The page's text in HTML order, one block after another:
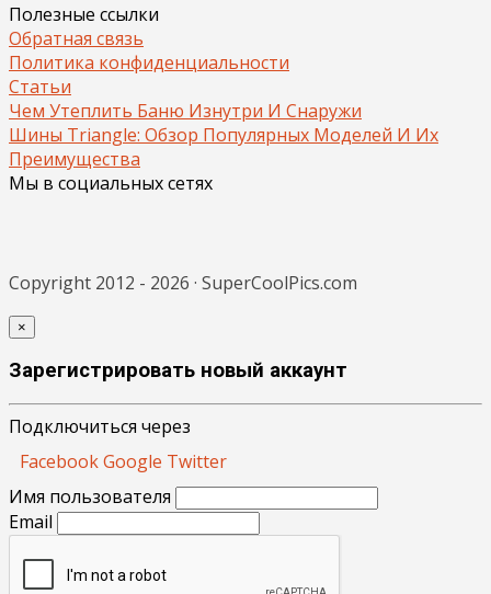
Полезные ссылки
Обратная связь
Политика конфиденциальности
Статьи
Чем Утеплить Баню Изнутри И Снаружи
Шины Triangle: Обзор Популярных Моделей И Их
Преимущества
Мы в социальных сетях
Copyright 2012 - 2026 · SuperCoolPics.com
×
Зарегистрировать новый аккаунт
Подключиться через
FacebookGoogle Twitter
Имя пользователя
Email